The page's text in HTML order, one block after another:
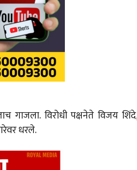
गाजला. विरोधी पक्षनेते विजय
धरले.